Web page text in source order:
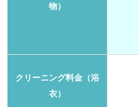
物）
クリーニング料金（浴
衣）